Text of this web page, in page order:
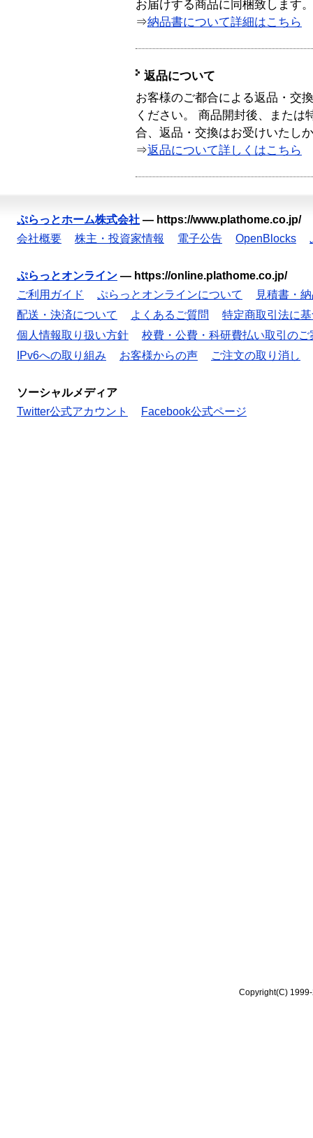
お届けする商品に同梱致します。
⇒納品書について詳細はこちら
返品について
お客様のご都合による返品・交
ください。 商品開封後、または
合、返品・交換はお受けいたし
⇒返品について詳しくはこちら
ぷらっとホーム株式会社 — https://www.plathome.co.jp/
会社概要
株主・投資家情報 電子公告 OpenBlocks
ぷらっとオンライン — https://online.plathome.co.jp/
ご利用ガイド
ぷらっとオンラインについて
見積書・
配送・決済について
よくあるご質問
特定商取引法に
個人情報取り扱い方針
校費・公費・科研費払い取引のご
IPv6への取り組み
お客様からの声 ご注文の取り消し
ソーシャルメディア
Twitter公式アカウント
Facebook公式ページ
Copyright(C)